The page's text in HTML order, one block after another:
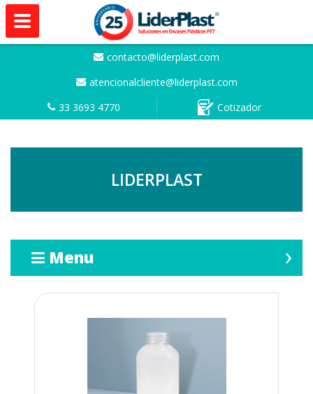
contacto@liderplast.com
atencionalcliente@liderplast.com
33 3693 4770
Cotizador
LIDERPLAST
Menu